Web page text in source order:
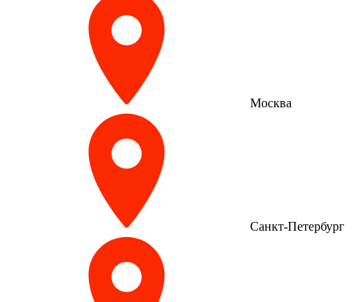
Москва
Санкт-Петербург